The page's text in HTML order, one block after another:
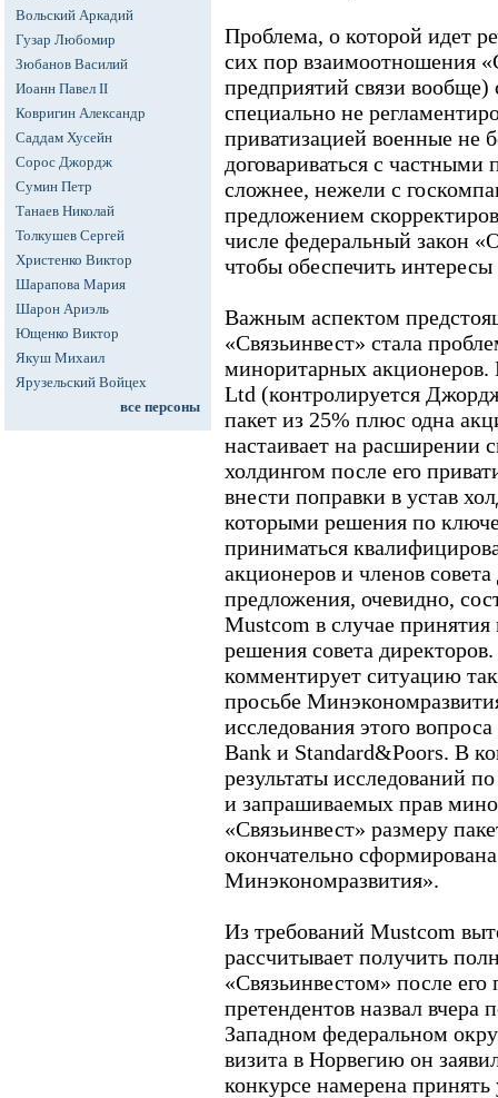
Вольский Аркадий
Гузар Любомир
Зюбанов Василий
Иоанн Павел II
Ковригин Александр
Саддам Хусейн
Сорос Джордж
Сумин Петр
Танаев Николай
Толкушев Сергей
Христенко Виктор
Шарапова Мария
Шарон Ариэль
Ющенко Виктор
Якуш Михаил
Ярузельский Войцех
все персоны
Проблема, о которой идет
сих пор взаимоотношения
предприятий связи
специально не
приватизацией военные не
договариваться с частными
сложнее, нежели с
предложением
числе федеральный закон
чтобы обеспечить
Важным аспектом
«Связьинвест» стала
миноритарных
Ltd (контролируется
пакет из 25% плюс одна
настаивает на расширении
холдингом после его
внести поправки в устав
которыми решения по
приниматься
акционеров и членов
предложения, очевидно,
Mustcom в случае принятия
решения совета
комментирует ситуацию
просьбе
исследования этого
Bank и Standard&Poors. В
результаты исследований
и запрашиваемых прав
«Связьинвест» размеру
окончательно
Минэкономразвития».
Из требований Mustcom
рассчитывает получить
«Связьинвестом» после его
претендентов назвал вчера
Западном федеральном
визита в Норвегию он
конкурсе намерена